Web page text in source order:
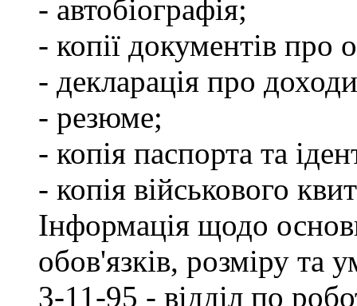
- автобіографія;
- копії документів про
- декларація про
- резюме;
- копія паспорта та
- копія військового
Інформація щодо
обов'язків, розміру та
3-11-95 - відділ по